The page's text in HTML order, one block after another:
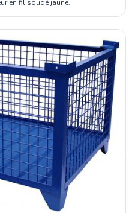
en fil soudé jaune.